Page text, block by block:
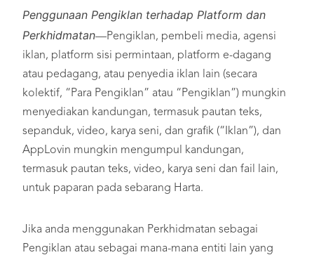
Penggunaan Pengiklan terhadap Platform dan
Perkhidmatan—Pengiklan, pembeli media, agensi
iklan, platform sisi permintaan, platform e-dagang
atau pedagang, atau penyedia iklan lain (secara
kolektif, “Para Pengiklan” atau “Pengiklan”) mungkin
menyediakan kandungan, termasuk pautan teks,
sepanduk, video, karya seni, dan grafik (“Iklan”), dan
AppLovin mungkin mengumpul kandungan,
termasuk pautan teks, video, karya seni dan fail lain,
untuk paparan pada sebarang Harta.
Jika anda menggunakan Perkhidmatan sebagai
Pengiklan atau sebagai mana-mana entiti lain yang